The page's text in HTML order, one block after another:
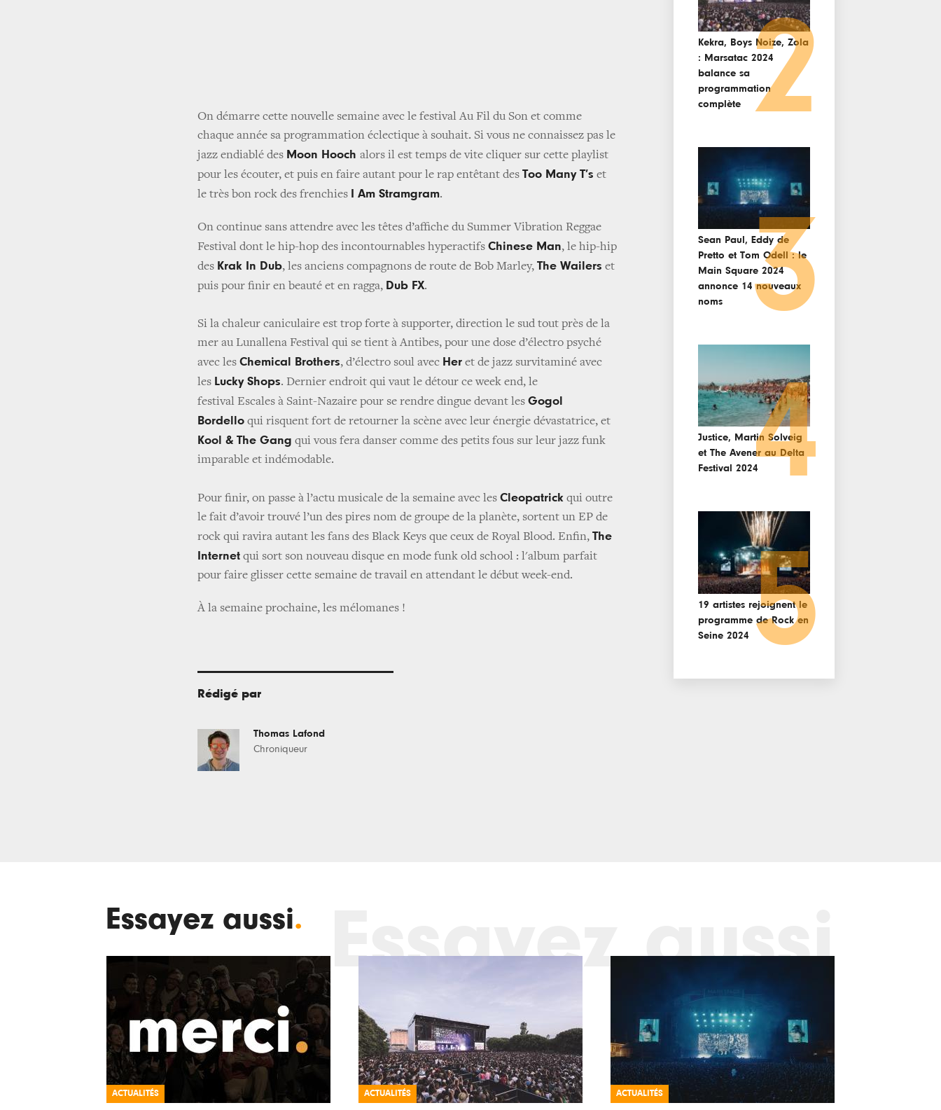
On démarre cette nouvelle semaine avec le festival Au Fil du Son et comme
chaque année sa programmation éclectique à souhait. Si vous ne connaissez pas le
jazz endiablé des Moon Hooch alors il est temps de vite cliquer sur cette playlist
pour les écouter, et puis en faire autant pour le rap entêtant des Too Many T’s et
le très bon rock des frenchies
I Am Stramgram.
On continue sans attendre avec les têtes d’affiche du Summer Vibration Reggae
Festival dont le hip-hop des incontournables hyperactifs Chinese Man, le hip-hip
des Krak In Dub, les anciens compagnons de route de Bob Marley, The Wailers et
puis pour finir en beauté et en ragga, Dub FX.
Si la chaleur caniculaire est trop forte à supporter, direction le sud tout près de la
mer au Lunallena Festival qui se tient à Antibes, pour une dose d’électro psyché
avec les Chemical Brothers, d’électro soul avec Her et de jazz survitaminé avec
les Lucky Shops. Dernier endroit qui vaut le détour ce week end, le
festival Escales à Saint-Nazaire pour se rendre dingue devant les Gogol
Bordello qui risquent fort de retourner la scène avec leur énergie dévastatrice, et
Kool & The Gang qui vous fera danser comme des petits fous sur leur jazz funk
imparable et indémodable.
Pour finir, on passe à l’actu musicale de la semaine avec les Cleopatrick qui outre
le fait d’avoir trouvé l’un des pires nom de groupe de la planète, sortent un EP de
rock qui ravira autant les fans des Black Keys que ceux de Royal Blood. Enfin, The
Internet qui sort son nouveau disque en mode funk old school : l'album parfait
pour faire glisser cette semaine de travail en attendant le début week-end.
À la semaine prochaine, les mélomanes !
Rédigé par
Thomas Lafond
Chroniqueur
Kekra, Boys Noize, Zola
: Marsatac 2024
balance sa
programmation
complète
2
Sean Paul, Eddy de
Pretto et Tom Odell : le
Main Square 2024
annonce 14 nouveaux
noms
3
Justice, Martin Solveig
et The Avener au Delta
Festival 20244
19 artistes rejoignent le
programme de Rock en
Seine 2024 5
Essayez aussi. Essayez aussi
ACTUALITÉS ACTUALITÉS ACTUALITÉS